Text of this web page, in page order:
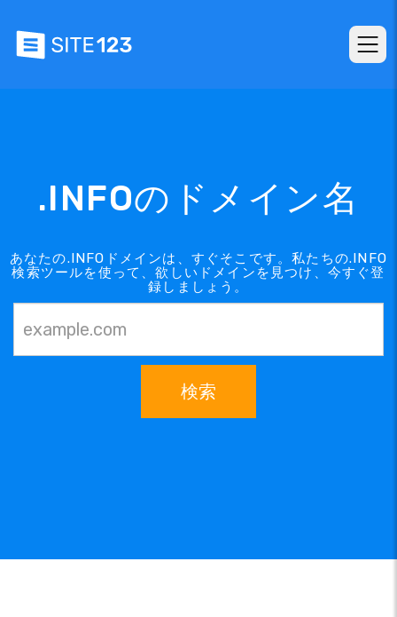
.INFOのドメイン名
あなたの.INFOドメインは、すぐそこです。私たちの.INFO
検索ツールを使って、欲しいドメインを見つけ、今すぐ登
録しましょう。
検索